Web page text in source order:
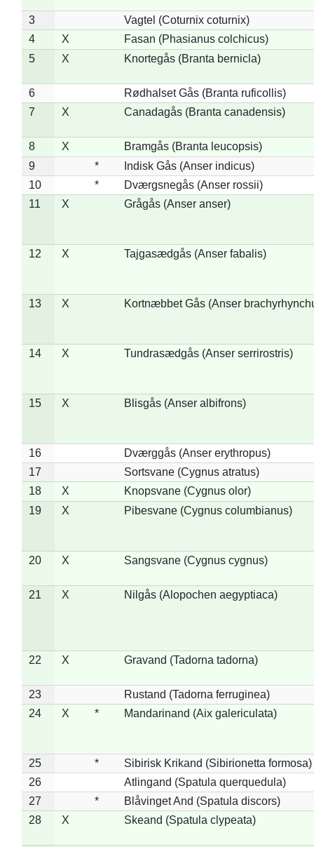
3
Vagtel (Coturnix coturnix)
4
X
Fasan (Phasianus colchicus)
5
X Knortegås (Branta bernicla)
6
Rødhalset Gås (Branta ruficollis)
7
X Canadagås (Branta canadensis)
8 X
Bramgås (Branta leucopsis)
9
*
Indisk Gås (Anser indicus)
10
*
Dværgsnegås (Anser rossii)
11
X Grågås (Anser anser)
12 X Tajgasædgås (Anser fabalis)
13 X Kortnæbbet Gås (Anser
14 X Tundrasædgås (Anser serrirostris)
15 X Blisgås (Anser albifrons)
16
Dværggås (Anser erythropus)
17
Sortsvane (Cygnus atratus)
18
X
Knopsvane (Cygnus olor)
19
X Pibesvane (Cygnus columbianus)
20 X Sangsvane (Cygnus cygnus)
21 X Nilgås (Alopochen aegyptiaca)
22 X Gravand (Tadorna tadorna)
23
Rustand (Tadorna ferruginea)
24
X * Mandarinand (Aix galericulata)
25 *
Sibirisk Krikand (Sibirionetta formosa)
26
Atlingand (Spatula querquedula)
27
*
Blåvinget And (Spatula discors)
28
X Skeand (Spatula clypeata)